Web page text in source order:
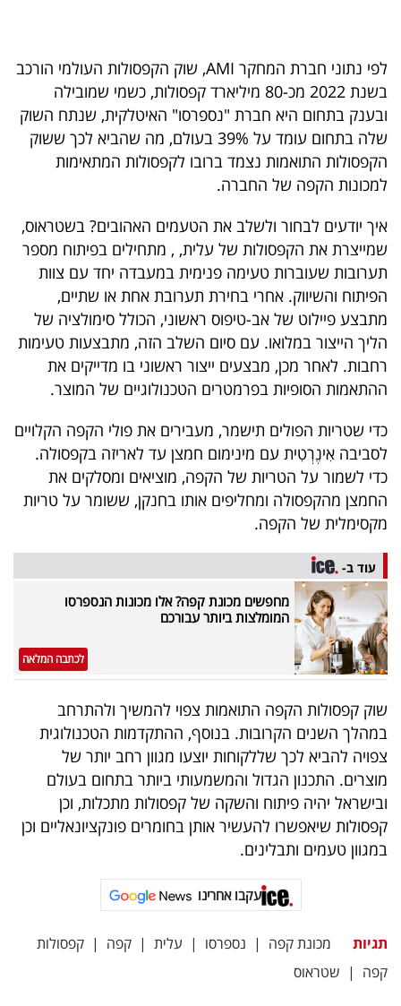
הכלכלי
פודקאסט
40
UNDER
40
שיתופי
פעולה
ניוזלטרים
מייל
פרסמו
באייס
עקבו
אחרינו:
לפי נתוני חברת המחקר AMI, שוק הקפסולות העולמי הורכב
בשנת 2022 מכ-80 מיליארד קפסולות, כשמי שמובילה
ובענק בתחום היא חברת "נספרסו" האיטלקית, שנתח השוק
שלה בתחום עומד על 39% בעולם, מה שהביא לכך ששוק
הקפסולות התואמות נצמד ברובו לקפסולות המתאימות
למכונות הקפה של החברה.
איך יודעים לבחור ולשלב את הטעמים האהובים? בשטראוס,
שמייצרת את הקפסולות של עלית, , מתחילים בפיתוח מספר
תערובות שעוברות טעימה פנימית במעבדה יחד עם צוות
הפיתוח והשיווק. אחרי בחירת תערובת אחת או שתיים,
מתבצע פיילוט של אב-טיפוס ראשוני, הכולל סימולציה של
הליך הייצור במלואו. עם סיום השלב הזה, מתבצעות טעימות
רחבות. לאחר מכן, מבצעים ייצור ראשוני בו מדייקים את
ההתאמות הסופיות בפרמטרים הטכנולוגיים של המוצר.
כדי שטריות הפולים תישמר, מעבירים את פולי הקפה הקלויים
לסביבה אִינֶרְטִית עם מינימום חמצן עד לאריזה בקפסולה.
כדי לשמור על הטריות של הקפה, מוציאים ומסלקים את
החמצן מהקפסולה ומחליפים אותו בחנקן, ששומר על טריות
מקסימלית של הקפה.
עוד ב-
מחפשים מכונת קפה? אלו מכונות הנספרסו
המומלצות ביותר עבורכם
לכתבה המלאה
שוק קפסולות הקפה התואמות צפוי להמשיך ולהתרחב
במהלך השנים הקרובות. בנוסף, ההתקדמות הטכנולוגית
צפויה להביא לכך שללקוחות יוצעו מגוון רחב יותר של
מוצרים. התכנון הגדול והמשמעותי ביותר בתחום בעולם
ובישראל יהיה פיתוח והשקה של קפסולות מתכלות, וכן
קפסולות שיאפשרו להעשיר אותן בחומרים פונקציונאליים וכן
במגוון טעמים ותבלינים.
עקבו אחרינו
תגיות מכונת קפה | נספרסו | עלית | קפה | קפסולות
קפה | שטראוס